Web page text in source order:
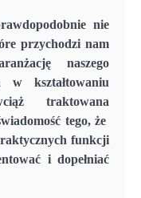
nie
przychodzi nam
naszego
w kształtowaniu
traktowana
tego, że
funkcji
i dopełniać